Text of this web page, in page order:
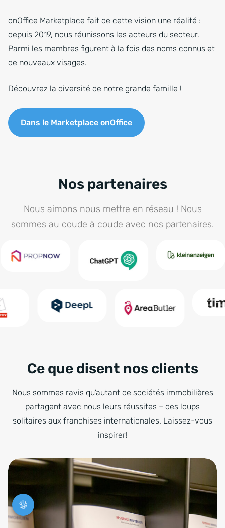
onOffice Marketplace fait de cette vision une réalité :
depuis 2019, nous réunissons les acteurs du secteur.
Parmi les membres figurent à la fois des noms connus et
de nouveaux visages.
Découvrez la diversité de notre grande famille !
Dans le Marketplace onOffice
Nos partenaires
Nous aimons nous mettre en réseau ! Nous
sommes au coude à coude avec nos partenaires.
Ce que disent nos clients
Nous sommes ravis qu’autant de sociétés immobilières
partagent avec nous leurs réussites – des loups
solitaires aux franchises internationales. Laissez-vous
inspirer!